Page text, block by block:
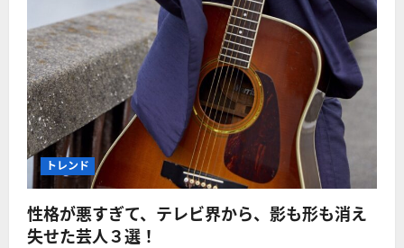
トレンド
性格が悪すぎて、テレビ界から、影も形も消え
失せた芸人３選！